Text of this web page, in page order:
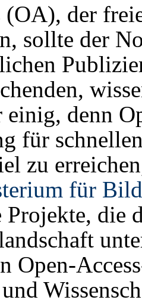
(OA), der
sollte der
denn
für
zu
für
Projekte, die
Open-